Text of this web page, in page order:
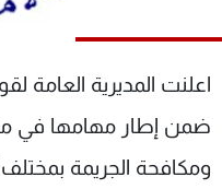
اعلنت المديرية العامة
ضمن إطار مهامها في
ومكافحة الجريمة
شاهد البرامج
الترددات